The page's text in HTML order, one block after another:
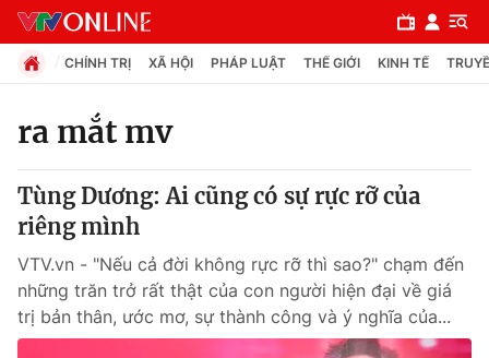
Chuyên mục
Chính trị
Xã hội
Pháp luật
CHÍNH TRỊ XÃ HỘI PHÁP LUẬT THẾ GIỚI KINH TẾ
ra mắt mv
Tùng Dương: Ai cũng có sự rực rỡ của
riêng mình
VTV.vn - "Nếu cả đời không rực rỡ thì sao?" chạm đến
những trăn trở rất thật của con người hiện đại về giá
trị bản thân, ước mơ, sự thành công và ý nghĩa của...